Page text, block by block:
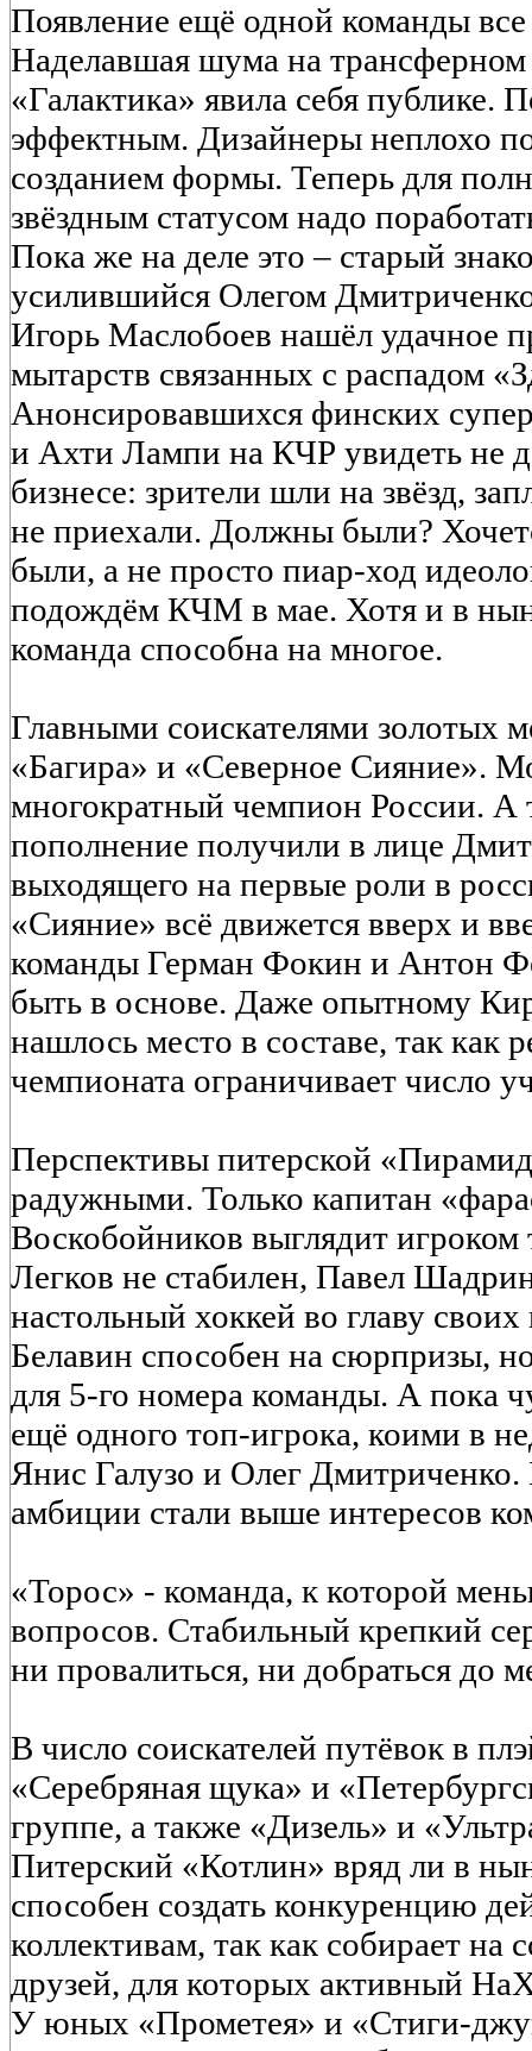
Появление ещё одной команды
Наделавшая шума на трансферном
«Галактика» явила себя публике.
эффектным. Дизайнеры неплохо
созданием формы. Теперь для
звёздным статусом надо
Пока же на деле это – старый
усилившийся Олегом
Игорь Маслобоев нашёл удачное
мытарств связанных с распадом
Анонсировавшихся финских
и Ахти Лампи на КЧР увидеть не
бизнесе: зрители шли на звёзд,
не приехали. Должны были?
были, а не просто пиар-ход
подождём КЧМ в мае. Хотя и в
команда способна на многое.
Главными соискателями золотых
«Багира» и «Северное Сияние».
многократный чемпион России. А
пополнение получили в лице
выходящего на первые роли в
«Сияние» всё движется вверх и
команды Герман Фокин и Антон
быть в основе. Даже опытному
нашлось место в составе, так как
чемпионата ограничивает число
Перспективы питерской
радужными. Только капитан
Воскобойников выглядит
Легков не стабилен, Павел
настольный хоккей во главу
Белавин способен на сюрпризы,
для 5-го номера команды. А пока
ещё одного топ-игрока, коими в
Янис Галузо и Олег Дмитриченко.
амбиции стали выше интересов
«Торос» - команда, к которой
вопросов. Стабильный крепкий
ни провалиться, ни добраться до
В число соискателей путёвок в
«Серебряная щука» и
группе, а также «Дизель» и
Питерский «Котлин» вряд ли в
способен создать конкуренцию
коллективам, так как собирает на
друзей, для которых активный
У юных «Прометея» и «Стиги-